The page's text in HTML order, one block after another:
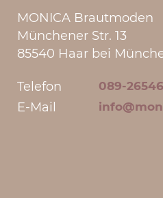
MONICA Brautmoden
Münchener Str. 13
85540 Haar bei
Telefon 089-
E-Mail